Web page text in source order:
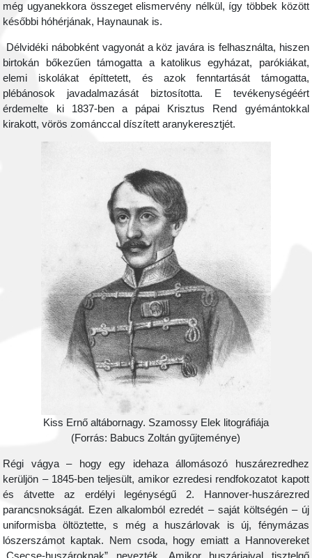
még ugyanekkora összeget elismervény nélkül, így többek között
későbbi hóhérjának, Haynaunak is.
Délvidéki nábobként vagyonát a köz javára is felhasználta, hiszen
birtokán bőkezűen támogatta a katolikus egyházat, parókiákat,
elemi iskolákat építtetett, és azok fenntartását támogatta,
plébánosok javadalmazását biztosította. E tevékenységéért
érdemelte ki 1837-ben a pápai Krisztus Rend gyémántokkal
kirakott, vörös zománccal díszített aranykeresztjét.
Kiss Ernő altábornagy. Szamossy Elek litográfiája
(Forrás: Babucs Zoltán gyűjteménye)
Régi vágya – hogy egy idehaza állomásozó huszárezredhez
kerüljön – 1845-ben teljesült, amikor ezredesi rendfokozatot kapott
és átvette az erdélyi legénységű 2. Hannover-huszárezred
parancsnokságát. Ezen alkalomból ezredét – saját költségén – új
uniformisba öltöztette, s még a huszárlovak is új, fénymázas
lószerszámot kaptak. Nem csoda, hogy emiatt a Hannovereket